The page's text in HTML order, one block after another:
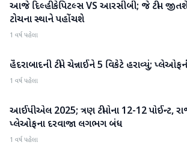
IPL
આજે દિલ્હી કેપિટલ્સ VS આરસીબી; જે ટીમ
ટોચના સ્થાને પહોંચશે
1 વર્ષ પહેલા
IPL
હૈદરાબાદની ટીમે ચેન્નાઈને 5 વિકેટે હરાવ્યું;
1 વર્ષ પહેલા
IPL
આઈપીએલ 2025; ત્રણ ટીમોના 12-12 પોઈન્ટ,
પ્લેઓફના દરવાજા લગભગ બંધ
1 વર્ષ પહેલા